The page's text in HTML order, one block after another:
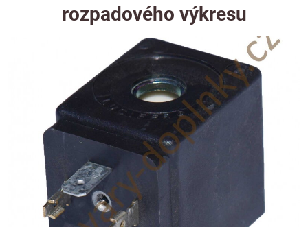
rozpadového výkresu